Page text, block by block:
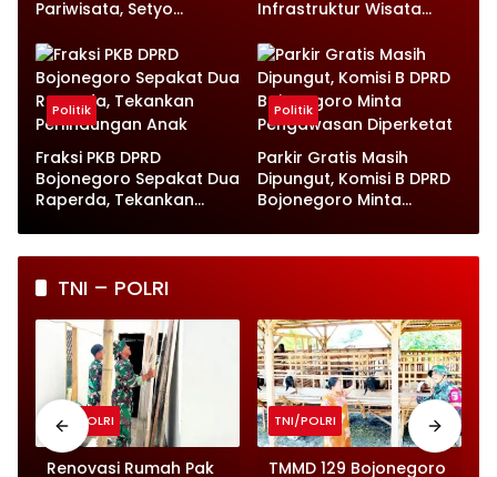
Pariwisata, Setyo
Instruksi
Infrastruktur Wisata
Prioritas
Politik
Fraksi PKB DPRD
Bojonegoro Sepakat Dua
Raperda, Tekankan
Politik
Parkir Gratis Masih
Dipungut, Komisi B DPRD
Bojonegoro Minta
TNI – POLRI
TNI/POLRI
Renovasi Rumah Pak
TNI/POLRI
TMMD 129 Bojonegoro